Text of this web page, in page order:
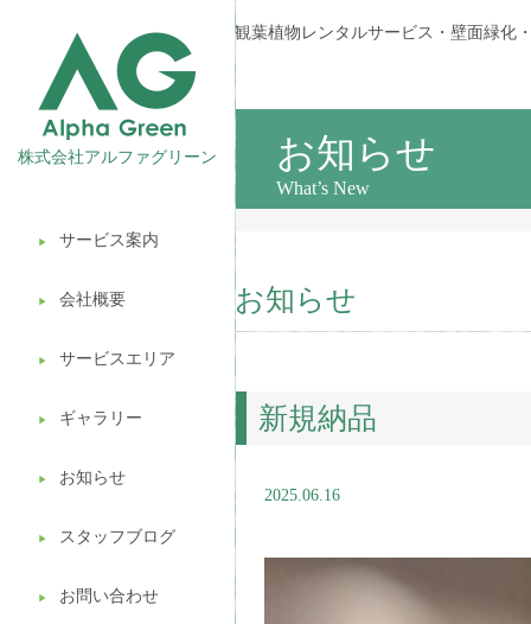
株式会社アルファグリーン
▶︎ サービス案内
▶︎ 会社概要
▶︎ サービスエリア
▶︎ ギャラリー
▶︎ お知らせ
▶︎ スタッフブログ
▶︎ お問い合わせ
観葉植物レンタル
壁面緑化
ギフト販売
造園ガーデニング
植木処分
観葉植物レンタルサービス・壁面緑化
お知らせ
What’s New
お知らせ
新規納品
2025.06.16